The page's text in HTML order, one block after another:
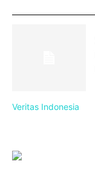
Veritas Indonesia